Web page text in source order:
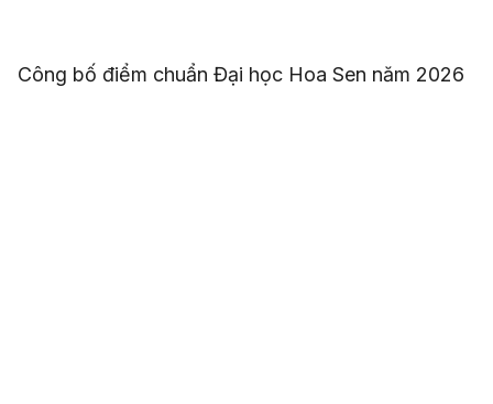
Công bố điểm chuẩn Đại học Hoa Sen năm 2026